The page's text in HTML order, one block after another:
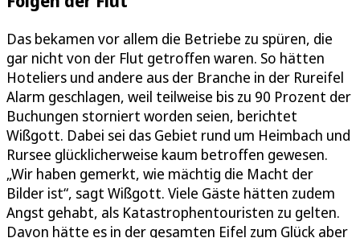
Das bekamen vor allem die Betriebe zu spüren, die
gar nicht von der Flut getroffen waren. So hätten
Hoteliers und andere aus der Branche in der Rureifel
Alarm geschlagen, weil teilweise bis zu 90 Prozent der
Buchungen storniert worden seien, berichtet
Wißgott. Dabei sei das Gebiet rund um Heimbach und
Rursee glücklicherweise kaum betroffen gewesen.
„Wir haben gemerkt, wie mächtig die Macht der
Bilder ist“, sagt Wißgott. Viele Gäste hätten zudem
Angst gehabt, als Katastrophentouristen zu gelten.
Davon hätte es in der gesamten Eifel zum Glück aber